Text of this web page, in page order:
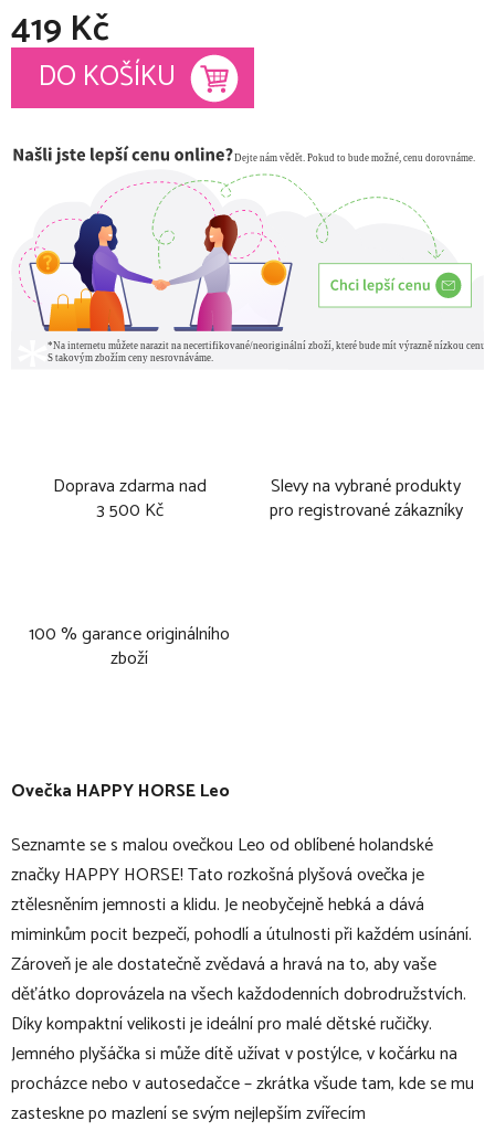
419 Kč
Měrná cena:
DO KOŠÍKU
Doprava zdarma nad
3 500 Kč
Slevy na vybrané produkty
pro registrované zákazníky
100 % garance originálního
zboží
Ovečka HAPPY HORSE Leo
Seznamte se s malou ovečkou Leo od oblíbené holandské
značky HAPPY HORSE! Tato rozkošná plyšová ovečka je
ztělesněním jemnosti a klidu. Je neobyčejně hebká a dává
miminkům pocit bezpečí, pohodlí a útulnosti při každém usínání.
Zároveň je ale dostatečně zvědavá a hravá na to, aby vaše
děťátko doprovázela na všech každodenních dobrodružstvích.
Díky kompaktní velikosti je ideální pro malé dětské ručičky.
Jemného plyšáčka si může dítě užívat v postýlce, v kočárku na
procházce nebo v autosedačce – zkrátka všude tam, kde se mu
zasteskne po mazlení se svým nejlepším zvířecím